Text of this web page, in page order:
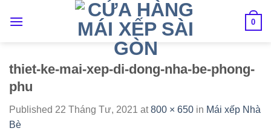
0
thiet-ke-mai-xep-di-dong-nha-be-phong-
phu
Published 22 Tháng Tư, 2021 at800 × 650 in Mái xếp Nhà
Bè